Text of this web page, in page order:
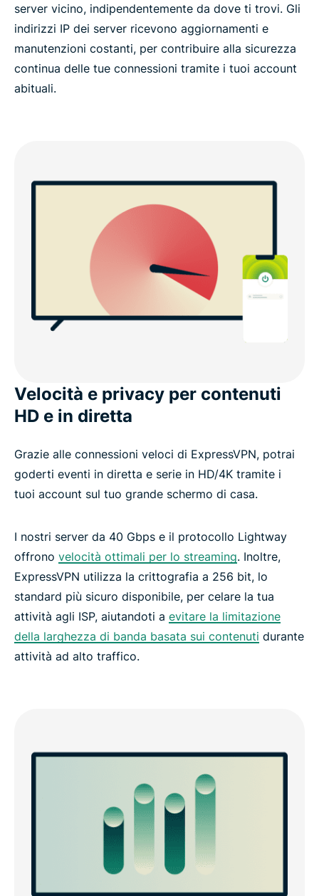
server vicino, indipendentemente da dove ti trovi. Gli
indirizzi IP dei server ricevono aggiornamenti e
manutenzioni costanti, per contribuire alla sicurezza
continua delle tue connessioni tramite i tuoi account
abituali.
Velocità e privacy per contenuti
HD e in diretta
Grazie alle connessioni veloci di ExpressVPN, potrai
goderti eventi in diretta e serie in HD/4K tramite i
tuoi account sul tuo grande schermo di casa.
I nostri server da 40 Gbps e il protocollo Lightway
offrono velocità ottimali per lo streaming. Inoltre,
ExpressVPN utilizza la crittografia a 256 bit, lo
standard più sicuro disponibile, per celare la tua
attività agli ISP, aiutandoti a evitare la limitazione
della larghezza di banda basata sui contenuti durante
attività ad alto traffico.